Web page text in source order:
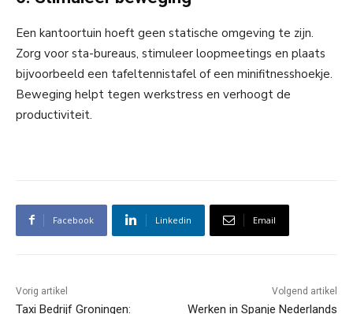
Een kantoortuin hoeft geen statische omgeving te zijn.
Zorg voor sta-bureaus, stimuleer loopmeetings en plaats
bijvoorbeeld een tafeltennistafel of een minifitnesshoekje.
Beweging helpt tegen werkstress en verhoogt de
productiviteit.
Facebook Linkedin Email
Vorig artikel
Taxi Bedrijf Groningen:
Volgend artikel
Werken in Spanje Nederlands